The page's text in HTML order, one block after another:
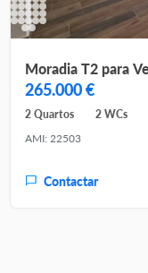
265.000 €
2 Quartos 2 WCs
AMI: 22503
Contactar